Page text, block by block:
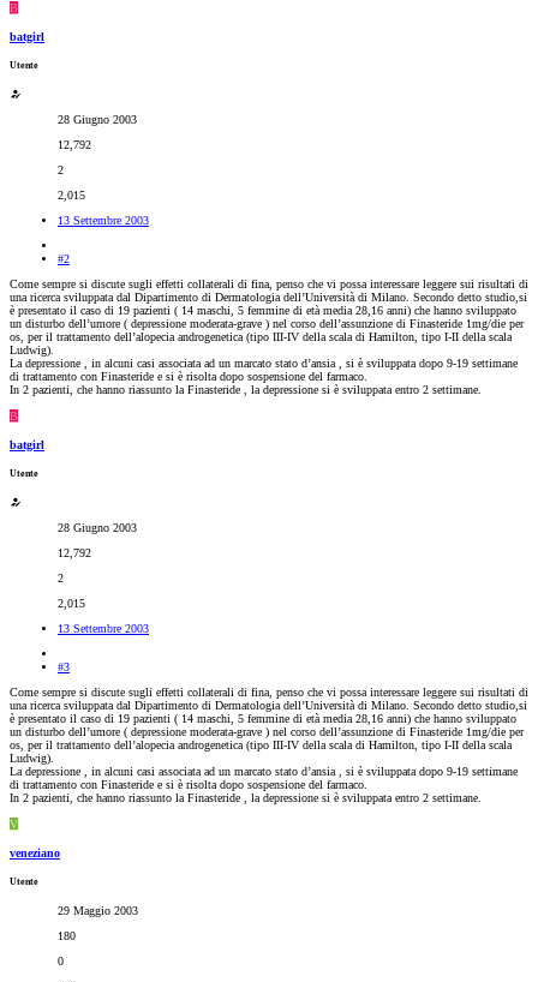
B
batgirl
Utente
28 Giugno 2003
12,792
2
2,015
13 Settembre 2003
#2
Come sempre si discute sugli effetti collaterali di fina, penso che vi possa interessare leggere sui risultati di
una ricerca sviluppata dal Dipartimento di Dermatologia dell’Università di Milano. Secondo detto studio,si
è presentato il caso di 19 pazienti ( 14 maschi, 5 femmine di età media 28,16 anni) che hanno sviluppato
un disturbo dell’umore ( depressione moderata-grave ) nel corso dell’assunzione di Finasteride 1mg/die per
os, per il trattamento dell’alopecia androgenetica (tipo III-IV della scala di Hamilton, tipo I-II della scala
Ludwig).
La depressione , in alcuni casi associata ad un marcato stato d’ansia , si è sviluppata dopo 9-19 settimane
di trattamento con Finasteride e si è risolta dopo sospensione del farmaco.
In 2 pazienti, che hanno riassunto la Finasteride , la depressione si è sviluppata entro 2 settimane.
B
batgirl
Utente
28 Giugno 2003
12,792
2
2,015
13 Settembre 2003
#3
Come sempre si discute sugli effetti collaterali di fina, penso che vi possa interessare leggere sui risultati di
una ricerca sviluppata dal Dipartimento di Dermatologia dell’Università di Milano. Secondo detto studio,si
è presentato il caso di 19 pazienti ( 14 maschi, 5 femmine di età media 28,16 anni) che hanno sviluppato
un disturbo dell’umore ( depressione moderata-grave ) nel corso dell’assunzione di Finasteride 1mg/die per
os, per il trattamento dell’alopecia androgenetica (tipo III-IV della scala di Hamilton, tipo I-II della scala
Ludwig).
La depressione , in alcuni casi associata ad un marcato stato d’ansia , si è sviluppata dopo 9-19 settimane
di trattamento con Finasteride e si è risolta dopo sospensione del farmaco.
In 2 pazienti, che hanno riassunto la Finasteride , la depressione si è sviluppata entro 2 settimane.
V
veneziano
Utente
29 Maggio 2003
180
0